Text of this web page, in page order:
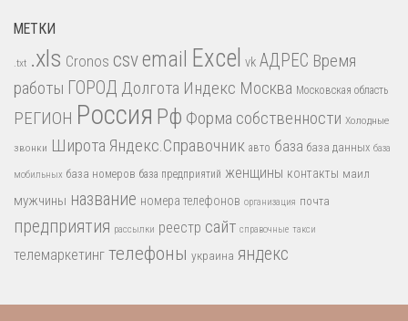
МЕТКИ
.txt .xls Cronos csvemail Excel vk АДРЕС Время
работы ГОРОД Долгота Индекс Москва Московская область
РЕГИОН Россия Рф Форма собственности Холодные
звонки Широта Яндекс.Справочник авто база база данных база
мобильных база номеров база предприятий женщины контакты маил
мужчины название номера телефонов организация почта
предприятия рассылки реестр сайт справочные такси
телемаркетинг телефоны украина яндекс